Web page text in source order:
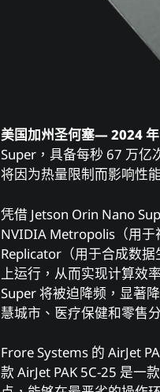
美国加州圣何塞— 2024 年
Super，具备每秒 67 万亿
将因为热量限制而影响性
凭借 Jetson Orin Nano
NVIDIA Metropolis（用
Replicator（用于合成数
上运行，从而实现计算效
Super 将被迫降频，显著
慧城市、医疗保健和零售
Frore Systems 的 AirJet
款 AirJet PAK 5C-25 是一